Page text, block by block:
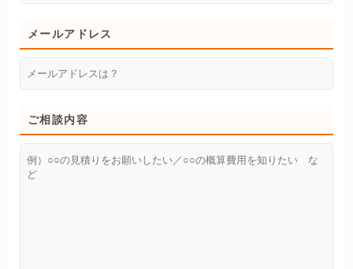
メールアドレス
ご相談内容